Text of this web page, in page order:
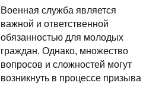
Военная служба является
важной и ответственной
обязанностью для молодых
граждан. Однако, множество
вопросов и сложностей могут
возникнуть в процессе призыва